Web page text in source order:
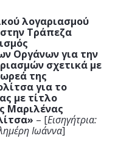
λογαριασμού
Τράπεζα
Οργάνων για την
σχετικά με
της
για το
με τίτλο
Μαριλένας
– [Εισηγήτρια:
Ιωάννα]